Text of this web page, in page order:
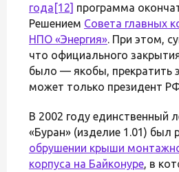
года [12] программа
Решением Совета главных
НПО «Энергия». При этом,
что официального
было — якобы, прекратить
может только президент
В 2002 году единственный
«Буран» (изделие 1.01) был
обрушении крыши
корпуса на Байконуре, в